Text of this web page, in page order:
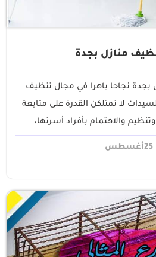
منازل بجدة
نجاحا باهرا في مجال تنظيف
لا تمتلكن القدرة على متابعة
والاهتمام بأفراد أسرتها،
25أغسطس